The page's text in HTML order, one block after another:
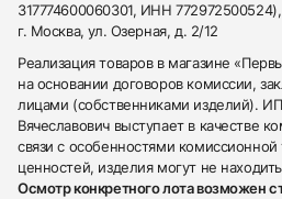
317774600060301, ИНН
г. Москва, ул. Озерная, д. 2/12
Реализация товаров в магазине
на основании договоров комиссии,
лицами (собственниками изделий).
Вячеславович выступает в качестве
связи с особенностями комиссионной
ценностей, изделия могут не
Осмотр конкретного лота возможен